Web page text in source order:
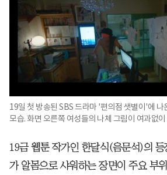
19일 첫 방송된 SBS 드라마 '편의점 샛별이'에 나
모습. 화면 오른쪽 여성들의 나체 그림이 여과없
19금 웹툰 작가인 한달식(음문석)의
가 알몸으로 샤워하는 장면이 주요 부